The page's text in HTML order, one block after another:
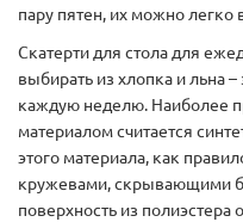
пару пятен, их можно легко
Скатерти для стола для
выбирать из хлопка и льна –
каждую неделю. Наиболее
материалом считается
этого материала, как
кружевами, скрывающими
поверхность из полиэстера